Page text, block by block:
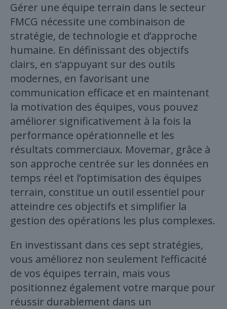
Gérer une équipe terrain dans le secteur
FMCG nécessite une combinaison de
stratégie, de technologie et d’approche
humaine. En définissant des objectifs
clairs, en s’appuyant sur des outils
modernes, en favorisant une
communication efficace et en maintenant
la motivation des équipes, vous pouvez
améliorer significativement à la fois la
performance opérationnelle et les
résultats commerciaux. Movemar, grâce à
son approche centrée sur les données en
temps réel et l’optimisation des équipes
terrain, constitue un outil essentiel pour
atteindre ces objectifs et simplifier la
gestion des opérations les plus complexes.
En investissant dans ces sept stratégies,
vous améliorez non seulement l’efficacité
de vos équipes terrain, mais vous
positionnez également votre marque pour
réussir durablement dans un